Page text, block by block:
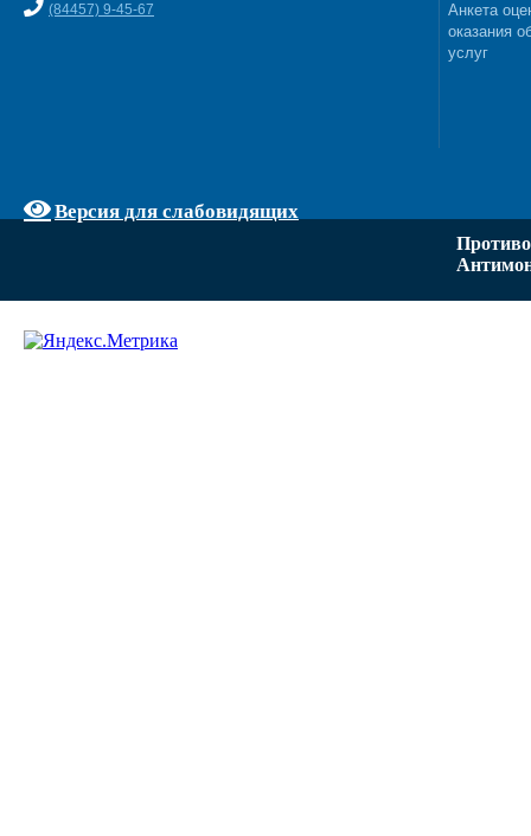
(84457) 9-45-67
Версия для слабовидящих
Анкета
оказания
услуг